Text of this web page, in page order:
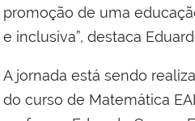
promoção de uma
e inclusiva”, destaca
A jornada está sendo
do curso de Matemática